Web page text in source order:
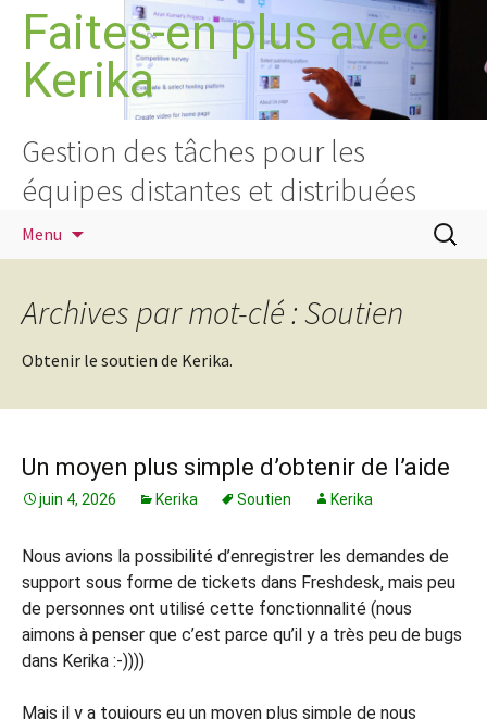
Aller
contenu
Faites-en plus avec
Kerika
Gestion des tâches pour les
équipes distantes et distribuées
Menu
Archives par mot-clé : Soutien
Obtenir le soutien de Kerika.
Un moyen plus simple d’obtenir de l’aide
juin 4, 2026 Kerika Soutien Kerika
Nous avions la possibilité d’enregistrer les demandes de
support sous forme de tickets dans Freshdesk, mais peu
de personnes ont utilisé cette fonctionnalité (nous
aimons à penser que c’est parce qu’il y a très peu de bugs
dans Kerika :-))))
Mais il y a toujours eu un moyen plus simple de nous